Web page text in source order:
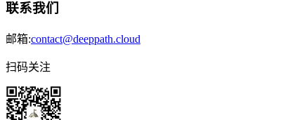
联系我们
邮箱:contact@deeppath.cloud
扫码关注